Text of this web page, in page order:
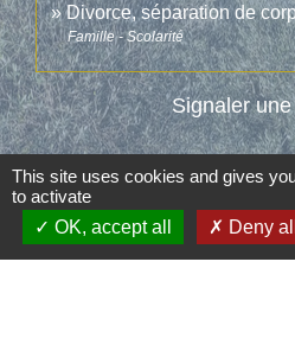
Divorce, séparation de
Famille - Scolarité
Signaler
Contacts
This site uses cookies and gives
to activate
OK, accept all
Deny